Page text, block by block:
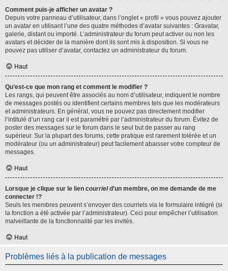
Comment puis-je afficher un avatar ?
Depuis votre panneau d’utilisateur, dans l’onglet « profil » vous pouvez ajouter
un avatar en utilisant l’une des quatre méthodes d’avatar suivantes : Gravatar,
galerie, distant ou importé. L’administrateur du forum peut activer ou non les
avatars et décider de la manière dont ils sont mis à disposition. Si vous ne
pouvez pas utiliser d’avatar, contactez un administrateur du forum.
Haut
Qu’est-ce que mon rang et comment le modifier ?
Les rangs, qui peuvent être associés au nom d’utilisateur, indiquent le nombre
de messages postés ou identifient certains membres tels que les modérateurs
et administrateurs. En général, vous ne pouvez pas directement modifier
l’intitulé d’un rang car il est paramétré par l’administrateur du forum. Évitez de
poster des messages sur le forum dans le seul but de passer au rang
supérieur. Sur la plupart des forums, cette pratique est rarement tolérée et un
modérateur (ou un administrateur) peut facilement abaisser votre compteur de
messages.
Haut
Lorsque je clique sur le lien courrield’un membre, on me demande de me
connecter !?
Seuls les membres peuvent s’envoyer des courriels via le formulaire intégré (si
la fonction a été activée par l’administrateur). Ceci pour empêcher l’utilisation
malveillante de la fonctionnalité par les invités.
Haut
Problèmes liés à la publication de messages